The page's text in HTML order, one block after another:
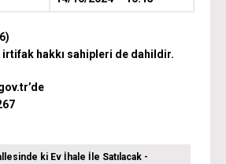
hakkı sahipleri de dahildir.
ilan.gov.tr’de
ki Ev İhale İle Satılacak -